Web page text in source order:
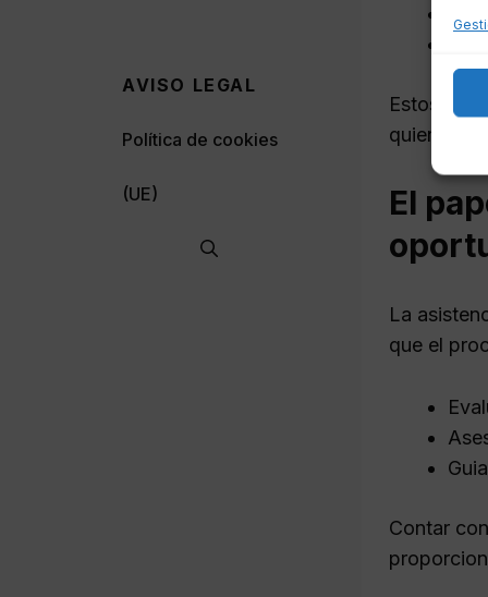
Estos
quienes lo
El
La
que el
Contar
AVISO LEGAL
Política de cookies
(UE)